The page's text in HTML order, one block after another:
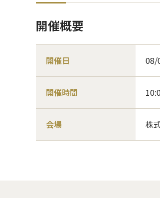
開催概要
開催日 08/
開催時間
会場 株